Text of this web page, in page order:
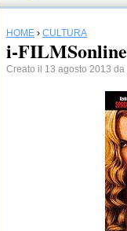
HOME › CULTURA
i-FILMSonline
Creato il 13 agosto 2013 da